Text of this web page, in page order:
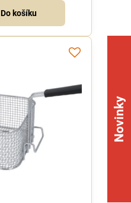
Do košíku
Novinky